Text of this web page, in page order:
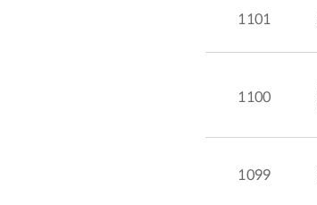
1101
1100
1099